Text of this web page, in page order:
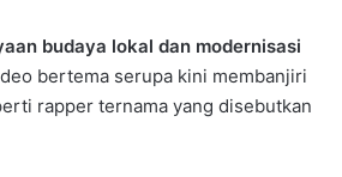
budaya lokal dan modernisasi
bertema serupa kini membanjiri
rapper ternama yang disebutkan